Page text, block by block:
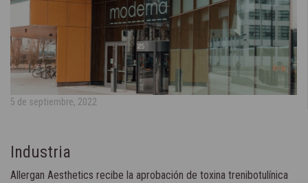
5 de septiembre, 2022
Industria
Allergan Aesthetics recibe la aprobación de toxina trenibotulínica